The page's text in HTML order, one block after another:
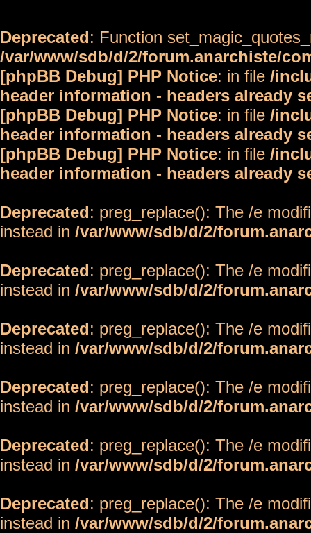
Deprecated: Function
/var/www/sdb/d/2/forum.anarchiste/
[phpBB Debug] PHP Notice: in file /
header information - headers already
[phpBB Debug] PHP Notice: in file /
header information - headers already
[phpBB Debug] PHP Notice: in file /
header information - headers already
Deprecated: preg_replace(): The /e
instead in /var/www/sdb/d/2/
Deprecated: preg_replace(): The /e
instead in /var/www/sdb/d/2/
Deprecated: preg_replace(): The /e
instead in /var/www/sdb/d/2/
Deprecated: preg_replace(): The /e
instead in /var/www/sdb/d/2/
Deprecated: preg_replace(): The /e
instead in /var/www/sdb/d/2/
Deprecated: preg_replace(): The /e
instead in /var/www/sdb/d/2/